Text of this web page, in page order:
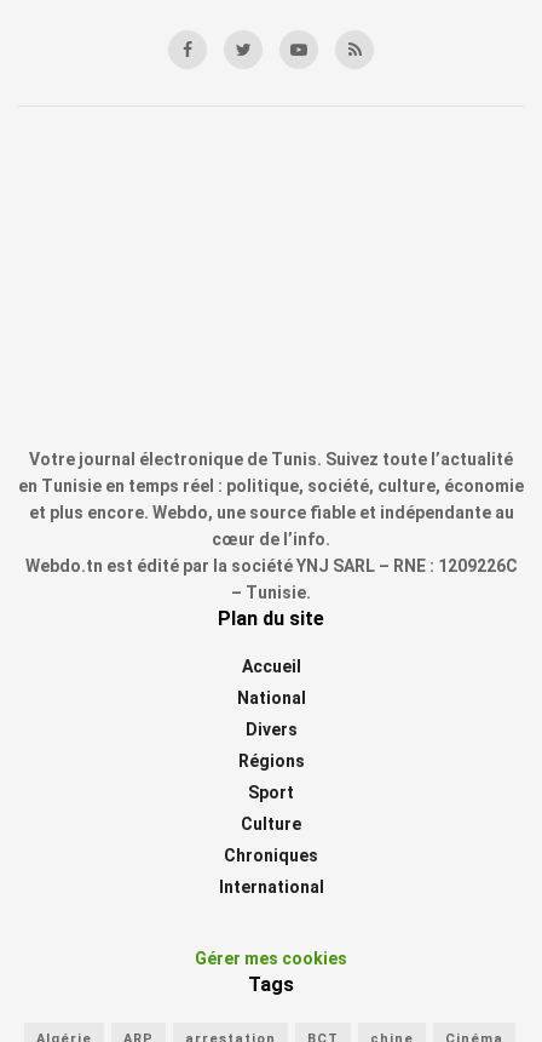
Votre journal électronique de Tunis. Suivez toute l’actualité
en Tunisie en temps réel : politique, société, culture, économie
et plus encore. Webdo, une source fiable et indépendante au
cœur de l’info.
Webdo.tn est édité par la société YNJ SARL – RNE : 1209226C
– Tunisie.
Plan du site
Accueil
National
Divers
Régions
Sport
Culture
Chroniques
International
Gérer mes cookies
Tags
Algérie ARP arrestation BCT chine Cinéma